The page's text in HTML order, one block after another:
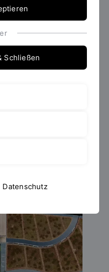
Dann springen
Quicklinks rund
für
Schließen
Datenschutz